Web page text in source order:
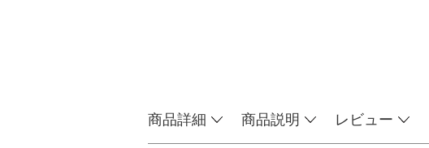
商品詳細 商品説明 レビュー